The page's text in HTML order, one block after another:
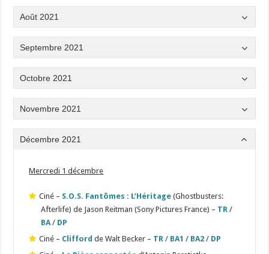
Août 2021
Septembre 2021
Octobre 2021
Novembre 2021
Décembre 2021
Mercredi 1 décembre
Ciné – S.O.S. Fantômes : L’Héritage (Ghostbusters:
Afterlife) de Jason Reitman (Sony Pictures France) – TR /
BA / DP
Ciné – Clifford de Walt Becker – TR / BA1 / BA2 / DP